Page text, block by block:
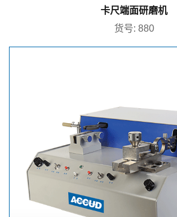
卡尺端面研磨机
货号: 880